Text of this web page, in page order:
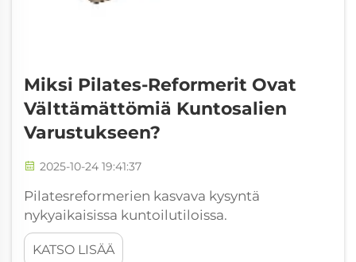
Miksi Pilates-Reformerit Ovat
Välttämättömiä Kuntosalien
Varustukseen?
2025-10-24 19:41:37
Pilatesreformerien kasvava kysyntä
nykyaikaisissa kuntoilutiloissa.
Pilatesreformerit ovat nykyisin suuri
investointi monille kuntoilukeskuksille.
KATSO LISÄÄ